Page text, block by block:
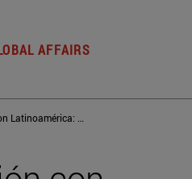
AFFAIRS
Biden reformula la cooperación con Latinoamérica: APEA, entre la promesa y la realidad